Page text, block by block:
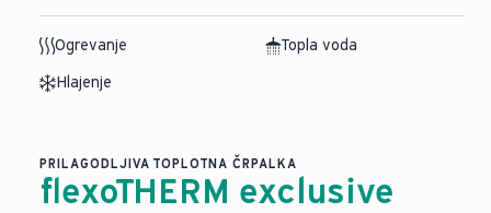
Ogrevanje
Topla voda
Hlajenje
PRILAGODLJIVA TOPLOTNA ČRPALKA
flexoTHERM exclusive